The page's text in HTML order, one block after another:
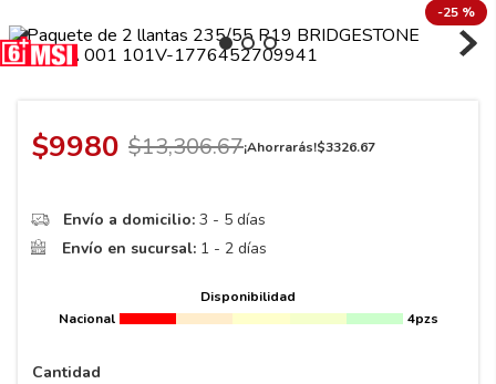
-25 %
$9980 $13,306.67¡Ahorrarás!$3326.67
Envío a domicilio: 3 - 5 días
Envío en sucursal: 1 - 2 días
Disponibilidad
Nacional
4pzs
Cantidad
7 .245
10.
265